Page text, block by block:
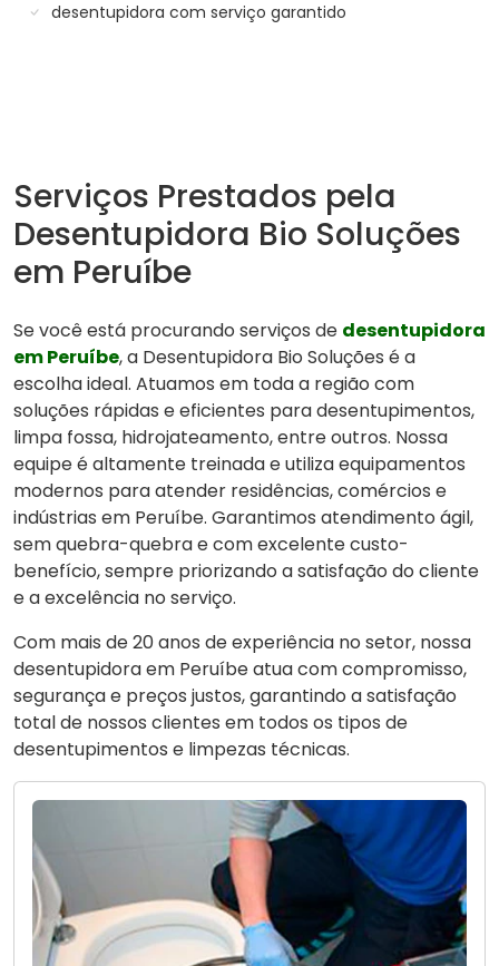
desentupidora com serviço garantido
Serviços Prestados pela
Desentupidora Bio Soluções
em Peruíbe
Se você está procurando serviços de desentupidora
em Peruíbe, a Desentupidora Bio Soluções é a
escolha ideal. Atuamos em toda a região com
soluções rápidas e eficientes para desentupimentos,
limpa fossa, hidrojateamento, entre outros. Nossa
equipe é altamente treinada e utiliza equipamentos
modernos para atender residências, comércios e
indústrias em Peruíbe. Garantimos atendimento ágil,
sem quebra-quebra e com excelente custo-
benefício, sempre priorizando a satisfação do cliente
e a excelência no serviço.
Com mais de 20 anos de experiência no setor, nossa
desentupidora em Peruíbe atua com compromisso,
segurança e preços justos, garantindo a satisfação
total de nossos clientes em todos os tipos de
desentupimentos e limpezas técnicas.